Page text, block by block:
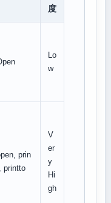
度
Lo
w
prin
printto
V
er
y
Hi
gh